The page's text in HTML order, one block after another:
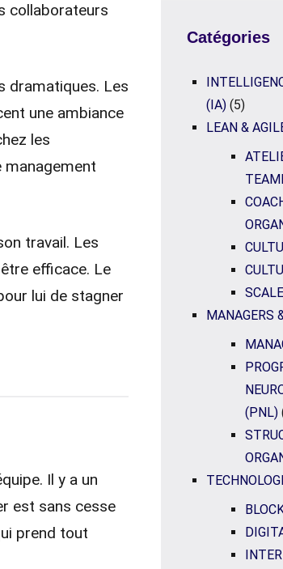
collaborateurs
dramatiques. Les
une ambiance
les
travail. Les
efficace. Le
lui de stagner
Il y a un
est sans cesse
prend tout
Catégories
(IA) (5)
LEAN &
MANAGERS
(PNL)